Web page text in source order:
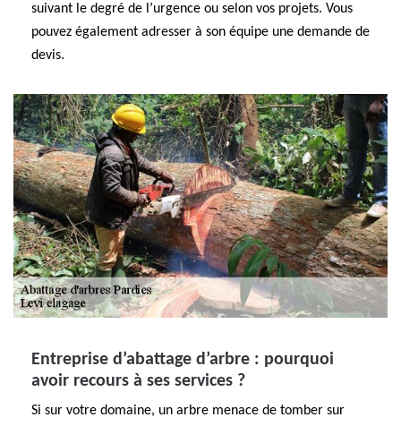
suivant le degré de l’urgence ou selon vos projets. Vous
pouvez également adresser à son équipe une demande de
devis.
Entreprise d’abattage d’arbre : pourquoi
avoir recours à ses services ?
Si sur votre domaine, un arbre menace de tomber sur